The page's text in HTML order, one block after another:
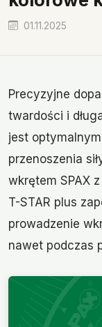
01.11.2025
Precyzyjne
twardości i
jest
przenoszenia
wkrętem SPAX
T-STAR plus
prowadzenie
nawet podczas